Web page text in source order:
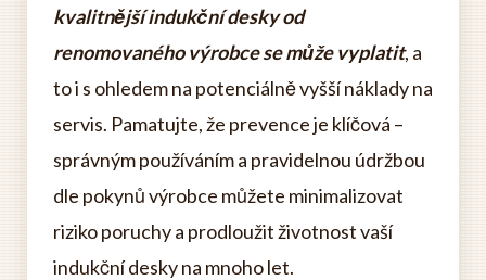
kvalitnější indukční desky od
renomovaného výrobce se může vyplatit, a
to i s ohledem na potenciálně vyšší náklady na
servis. Pamatujte, že prevence je klíčová –
správným používáním a pravidelnou údržbou
dle pokynů výrobce můžete minimalizovat
riziko poruchy a prodloužit životnost vaší
indukční desky na mnoho let.